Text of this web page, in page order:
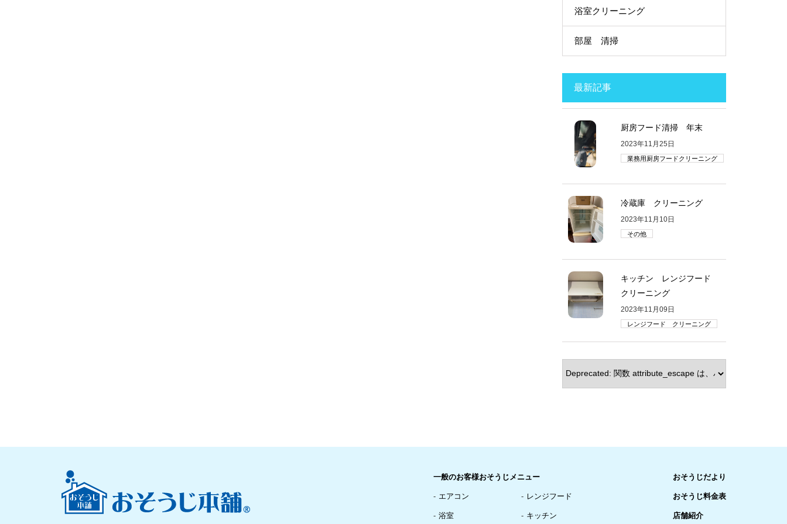
浴室クリーニング
部屋 清掃
最新記事
厨房フード清掃 年末
2023年11月25日
業務用厨房フードクリーニング
冷蔵庫 クリーニング
2023年11月10日
その他
キッチン レンジフード
クリーニング
2023年11月09日
レンジフード クリーニング
一般のお客様おそうじメニュー
エアコン レンジフード
浴室 キッチン
おそうじだより
おそうじ料金表
店舗紹介